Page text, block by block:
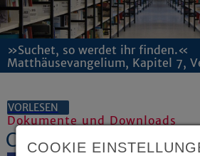
»Suchet, so werdet ihr finden.«
Matthäusevangelium, Kapitel 7,
VORLESEN
Dokumente und Downloads
Church with a future
COOKIE